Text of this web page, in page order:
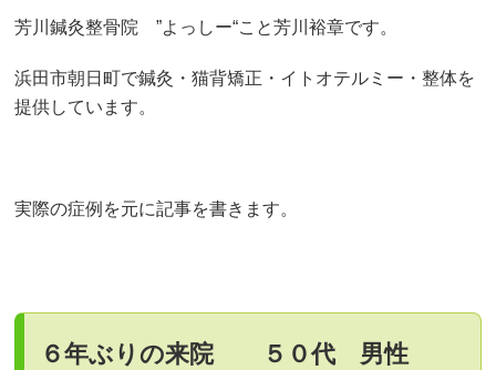
芳川鍼灸整骨院 ”よっしー“こと芳川裕章です。
浜田市朝日町で鍼灸・猫背矯正・イトオテルミー・整体を
提供しています。
実際の症例を元に記事を書きます。
６年ぶりの来院 ５０代 男性